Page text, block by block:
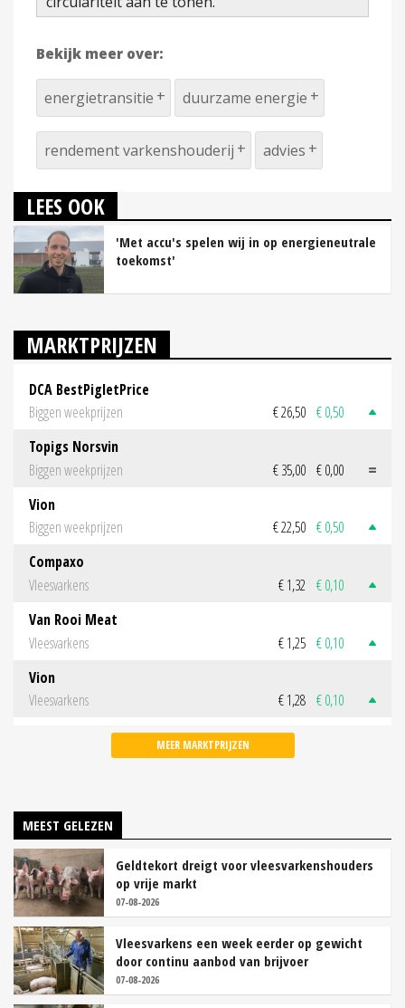
Bekijk meer over:
energietransitie duurzame energie
rendement varkenshouderij advies
LEES OOK
'Met accu's spelen wij in op energieneutrale
toekomst'
MARKTPRIJZEN
DCA BestPigletPrice
Biggen weekprijzen
€ 26,50 € 0,50
Topigs Norsvin
Biggen weekprijzen
€ 35,00 € 0,00
Vion
Biggen weekprijzen
€ 22,50 € 0,50
Compaxo
Vleesvarkens
€ 1,32 € 0,10
Van Rooi Meat
Vleesvarkens
€ 1,25 € 0,10
Vion
Vleesvarkens
€ 1,28 € 0,10
MEER MARKTPRIJZEN
MEEST GELEZEN
Geldtekort dreigt voor vleesvarkenshouders
op vrije markt
07-08-2026
Vleesvarkens een week eerder op gewicht
door continu aanbod van brijvoer
07-08-2026